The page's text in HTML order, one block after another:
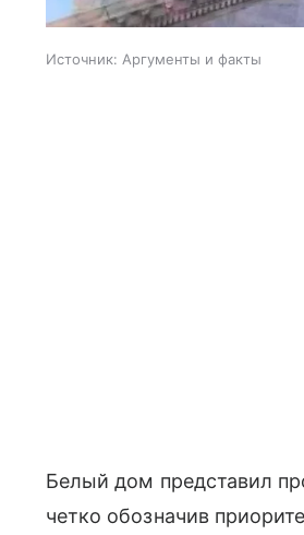
Источник: Аргументы и факты
Белый дом представил
четко обозначив